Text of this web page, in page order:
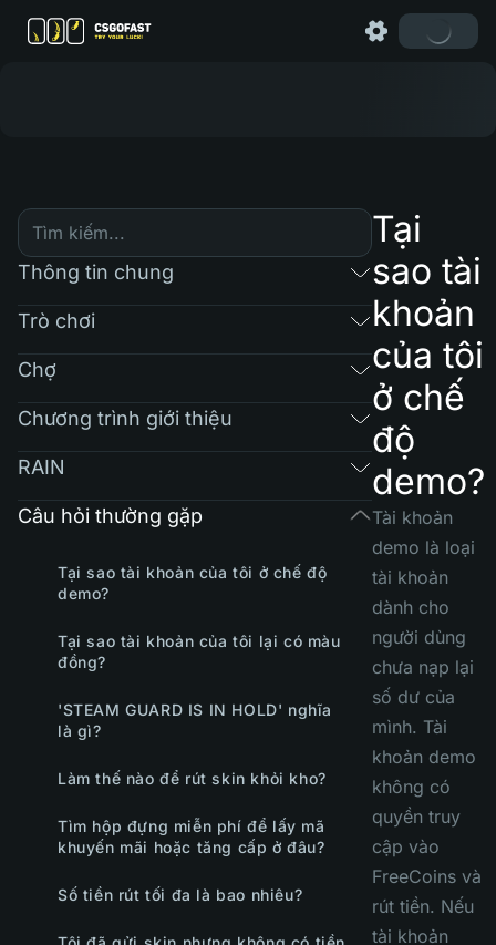
Thông tin chung
Trò chơi
Chợ
Chương trình giới thiệu
RAIN
Câu hỏi thường gặp
Tại sao tài khoản của tôi ở chế độ
demo?
Tại sao tài khoản của tôi lại có màu
đồng?
'STEAM GUARD IS IN HOLD' nghĩa
là gì?
Làm thế nào để rút skin khỏi kho?
Tìm hộp đựng miễn phí để lấy mã
khuyến mãi hoặc tăng cấp ở đâu?
Số tiền rút tối đa là bao nhiêu?
Tại
sao tài
khoản
của tôi
ở chế
độ
demo?
Tài khoản
demo là loại
tài khoản
dành cho
người dùng
chưa nạp lại
số dư của
mình. Tài
khoản demo
không có
quyền truy
cập vào
FreeCoins và
rút tiền. Nếu
tài khoản